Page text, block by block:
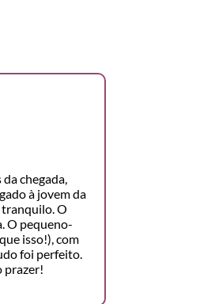
chegada,
à jovem da
tranquilo. O
O pequeno-
isso!), com
foi perfeito.
prazer!